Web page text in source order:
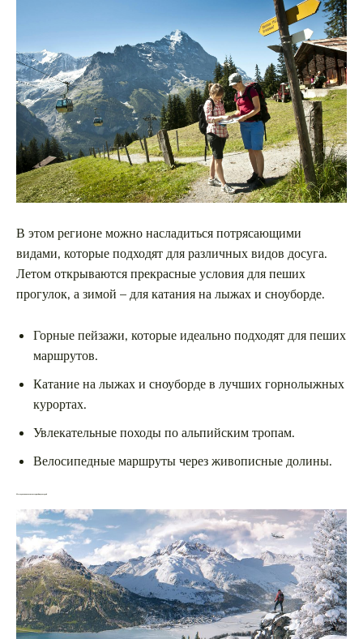
В этом регионе можно насладиться потрясающими
видами, которые подходят для различных видов досуга.
Летом открываются прекрасные условия для пеших
прогулок, а зимой – для катания на лыжах и сноуборде.
Горные пейзажи, которые идеально подходят для пеших
маршрутов.
Катание на лыжах и сноуборде в лучших горнолыжных
курортах.
Увлекательные походы по альпийским тропам.
Велосипедные маршруты через живописные долины.
Места для знакомства с историей и культурой